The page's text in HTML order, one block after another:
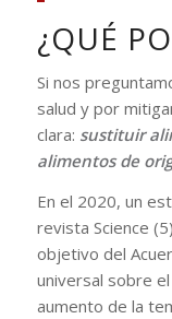
¿QUÉ
Si nos
salud y por
clara: sustituir
alimentos de
En el 2020, un
revista Science
objetivo del
universal sobre
aumento de la